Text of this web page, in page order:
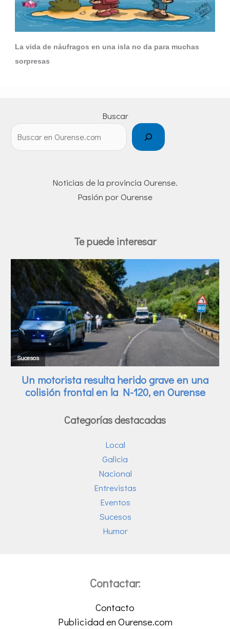
La vida de náufragos en una isla no da para muchas
sorpresas
Buscar
Noticias de la provincia Ourense.
Pasión por Ourense
Te puede interesar
Categorías destacadas
Local
Galicia
Nacional
Entrevistas
Eventos
Sucesos
Humor
Contactar:
Contacto
Publicidad en Ourense.com